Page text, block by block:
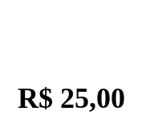
R$ 25,00